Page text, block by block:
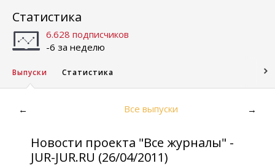
Статистика
6.628 подписчиков
-6 за неделю
Выпуски Статистика
← Все выпуски →
Новости проекта "Все журналы" -
JUR-JUR.RU (26/04/2011)